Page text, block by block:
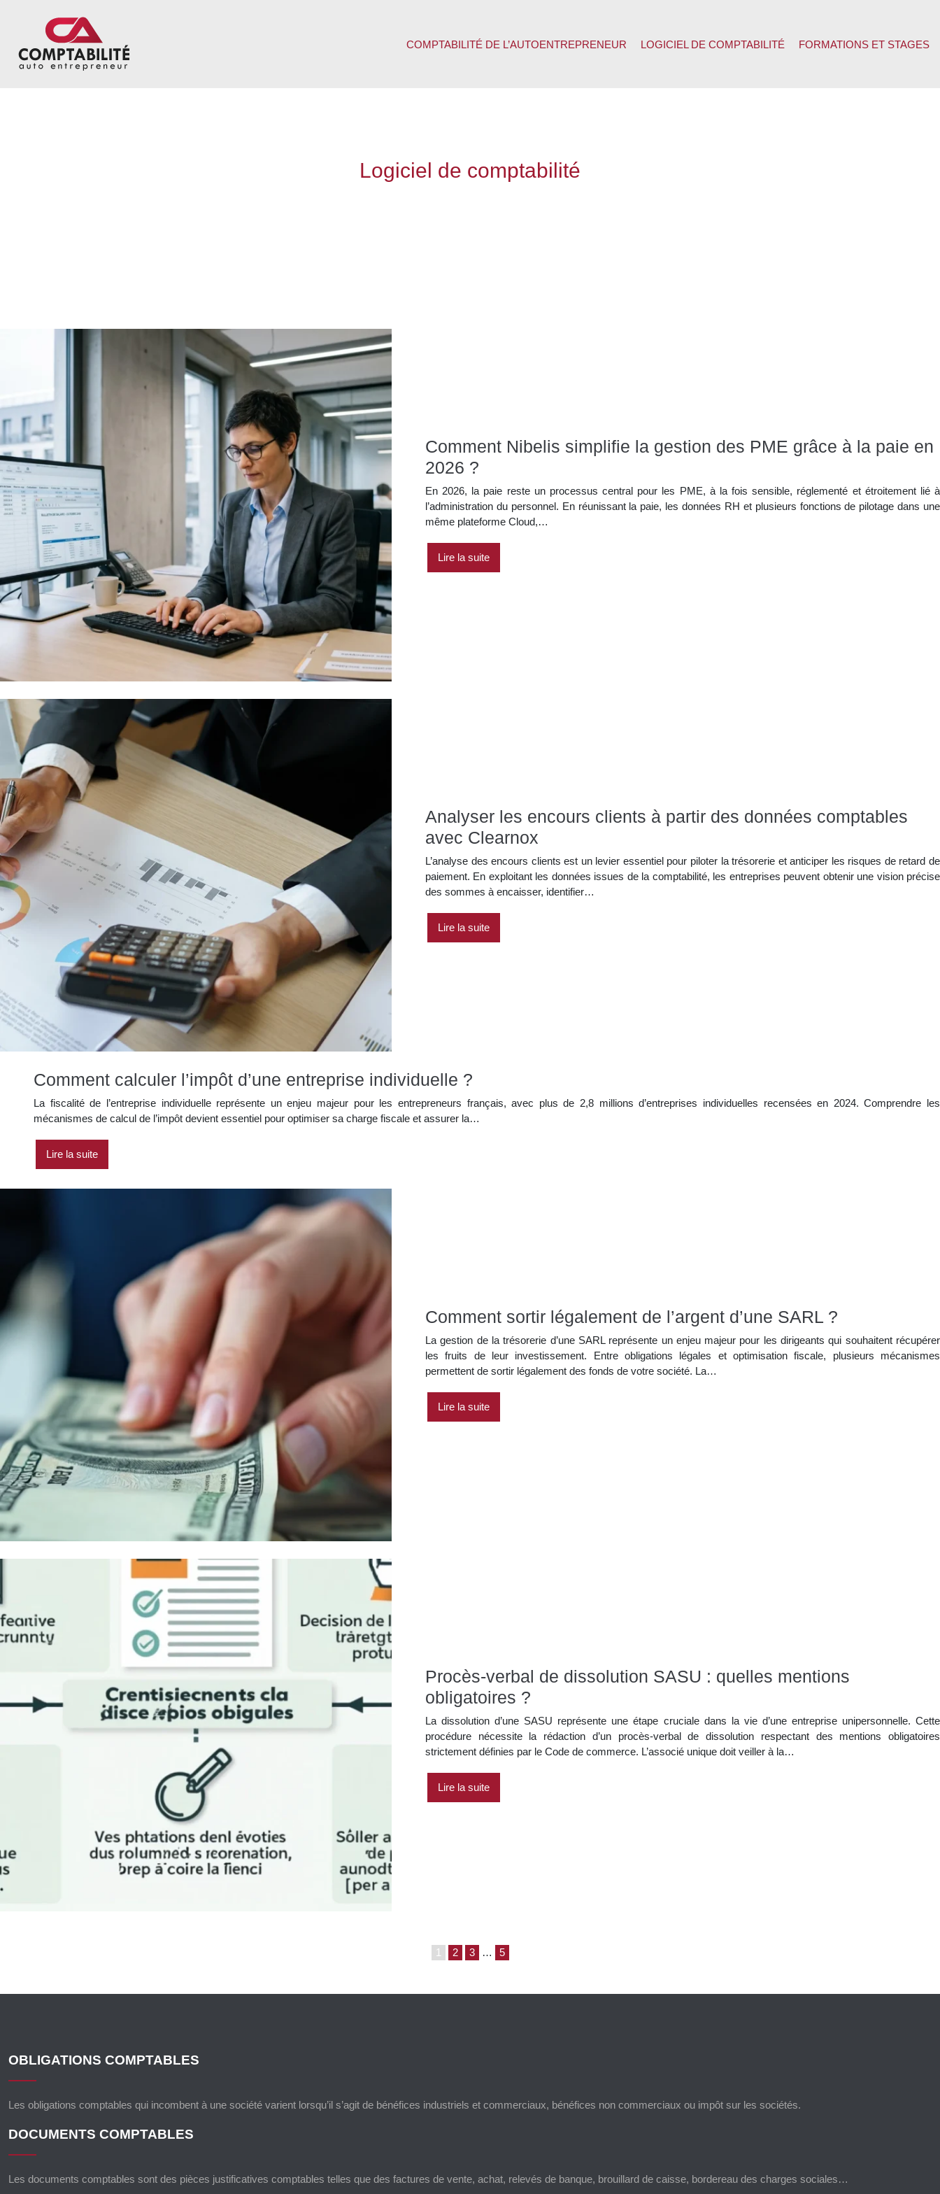
COMPTABILITÉ DE L’AUTOENTREPRENEUR LOGICIEL DE COMPTABILITÉ FORMATIONS ET STAGES
Logiciel de comptabilité
Comment Nibelis simplifie la gestion des PME grâce à la paie en
2026 ?
En 2026, la paie reste un processus central pour les PME, à la fois sensible, réglementé et étroitement lié à
l’administration du personnel. En réunissant la paie, les données RH et plusieurs fonctions de pilotage dans une
même plateforme Cloud,…
Lire la suite
Analyser les encours clients à partir des données comptables
avec Clearnox
L’analyse des encours clients est un levier essentiel pour piloter la trésorerie et anticiper les risques de retard de
paiement. En exploitant les données issues de la comptabilité, les entreprises peuvent obtenir une vision précise
des sommes à encaisser, identifier…
Lire la suite
Comment calculer l’impôt d’une entreprise individuelle ?
La fiscalité de l’entreprise individuelle représente un enjeu majeur pour les entrepreneurs français, avec plus de 2,8 millions d’entreprises individuelles recensées en 2024. Comprendre les
mécanismes de calcul de l’impôt devient essentiel pour optimiser sa charge fiscale et assurer la…
Lire la suite
Comment sortir légalement de l’argent d’une SARL ?
La gestion de la trésorerie d’une SARL représente un enjeu majeur pour les dirigeants qui souhaitent récupérer
les fruits de leur investissement. Entre obligations légales et optimisation fiscale, plusieurs mécanismes
permettent de sortir légalement des fonds de votre société. La…
Lire la suite
Procès-verbal de dissolution SASU : quelles mentions
obligatoires ?
La dissolution d’une SASU représente une étape cruciale dans la vie d’une entreprise unipersonnelle. Cette
procédure nécessite la rédaction d’un procès-verbal de dissolution respectant des mentions obligatoires
strictement définies par le Code de commerce. L’associé unique doit veiller à la…
Lire la suite
1 2 3 … 5
OBLIGATIONS COMPTABLES
Les obligations comptables qui incombent à une société varient lorsqu’il s’agit de bénéfices industriels et commerciaux, bénéfices non commerciaux ou impôt sur les sociétés.
DOCUMENTS COMPTABLES
Les documents comptables sont des pièces justificatives comptables telles que des factures de vente, achat, relevés de banque, brouillard de caisse, bordereau des charges sociales…